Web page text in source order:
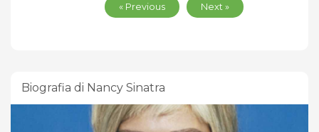
« Previous Next »
Biografia di Nancy Sinatra